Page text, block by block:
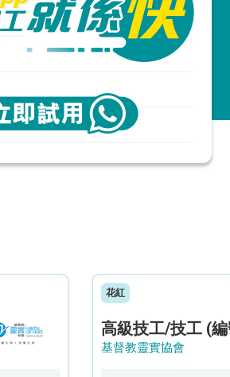
花紅
基督教靈實協會